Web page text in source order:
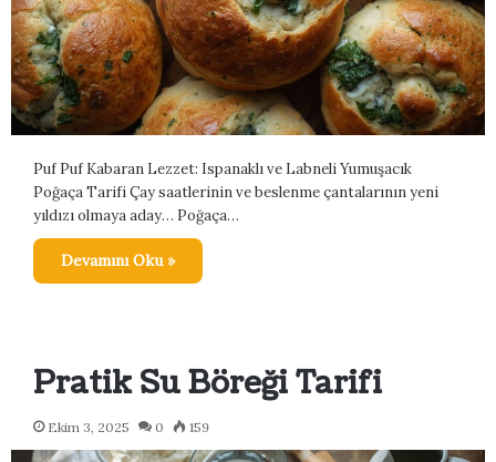
Puf Puf Kabaran Lezzet: Ispanaklı ve Labneli Yumuşacık
Poğaça Tarifi Çay saatlerinin ve beslenme çantalarının yeni
yıldızı olmaya aday… Poğaça…
Devamını Oku »
Pratik Su Böreği Tarifi
Ekim 3, 2025 0 159